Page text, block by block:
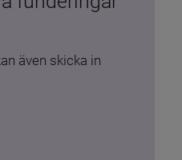
även skicka in